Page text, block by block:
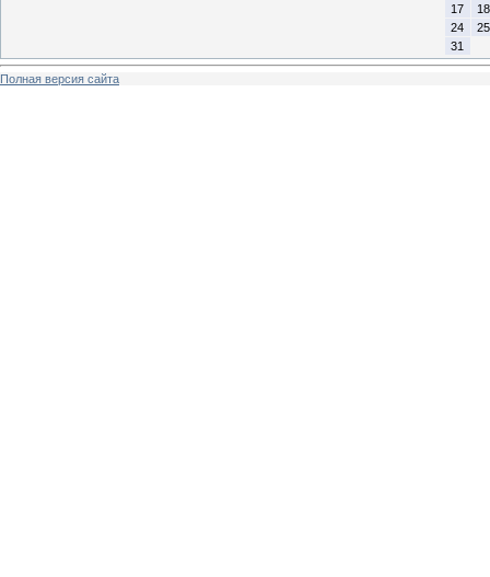
17
18
24
25
31
Полная версия сайта